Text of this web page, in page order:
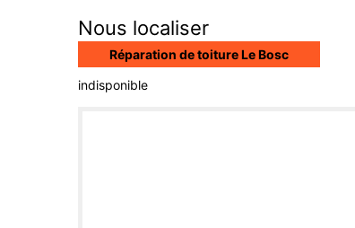
Nous localiser
Réparation de toiture Le Bosc
indisponible